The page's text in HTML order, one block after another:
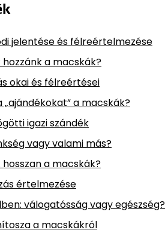
jelentése és félreértelmezése
a macskák?
okai és félreértései
a macskák?
igazi szándék
vagy valami más?
a macskák?
értelmezése
válogatósság vagy egészség?
a macskákról